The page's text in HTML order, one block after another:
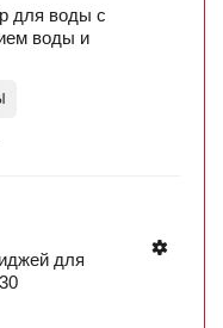
для воды с
воды и
для